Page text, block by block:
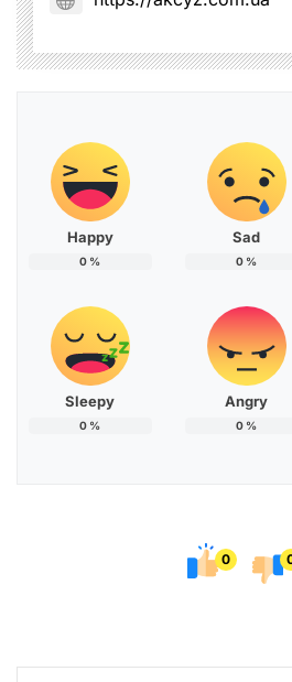
Happy
0 %
Sad
0 %
Sleepy
0 %
Angry
0 %
0